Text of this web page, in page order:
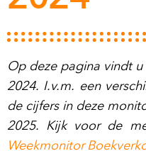
Op deze pagina vindt
2024. I.v.m. een
de cijfers in deze
2025. Kijk voor de
Weekmonitor